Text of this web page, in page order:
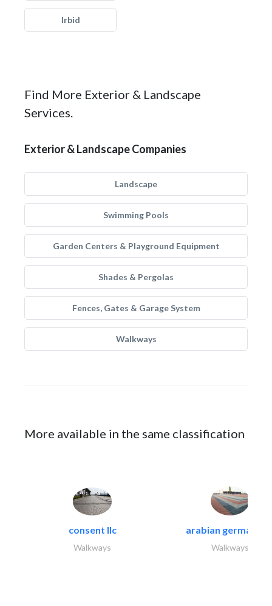
Irbid
Find More Exterior & Landscape
Services.
Exterior & Landscape Companies
Landscape
Swimming Pools
Garden Centers & Playground Equipment
Shades & Pergolas
Fences, Gates & Garage System
Walkways
More available in the same classification
consent llc
Walkways
arabian german
Walkways